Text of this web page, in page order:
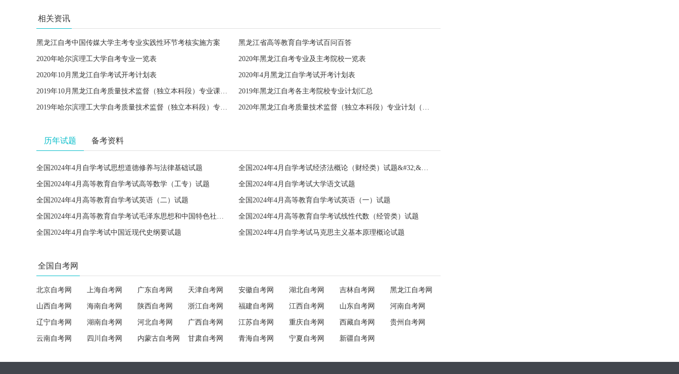
相关资讯
黑龙江自考中国传媒大学主考专业实践性环节考核实施方案 黑龙江省高等教育自学考试百问百答
2020年哈尔滨理工大学自考专业一览表 2020年黑龙江自考专业及主考院校一览表
2020年10月黑龙江自学考试开考计划表 2020年4月黑龙江自学考试开考计划表
2019年10月黑龙江自考质量技术监督（独立本科段）专业课程什么时候考？ 2019年黑龙江自考各主考院校专业计划汇总
2019年哈尔滨理工大学自考质量技术监督（独立本科段）专业计划（停考过渡） 2020年黑龙江自考质量技术监督（独立本科段）专业计划（停考过渡）
历年试题 备考资料
全国2024年4月自学考试思想道德修养与法律基础试题 全国2024年4月自学考试经济法概论（财经类）试题&#32;&#32;
全国2024年4月高等教育自学考试高等数学（工专）试题 全国2024年4月自学考试大学语文试题
全国2024年4月高等教育自学考试英语（二）试题 全国2024年4月高等教育自学考试英语（一）试题
全国2024年4月高等教育自学考试毛泽东思想和中国特色社会主义理论体系概论试题 全国2024年4月高等教育自学考试线性代数（经管类）试题
全国2024年4月自学考试中国近现代史纲要试题 全国2024年4月自学考试马克思主义基本原理概论试题
全国自考网
北京自考网 上海自考网 广东自考网 天津自考网 安徽自考网 湖北自考网 吉林自考网 黑龙江自考网
山西自考网 海南自考网 陕西自考网 浙江自考网 福建自考网 江西自考网 山东自考网 河南自考网
辽宁自考网 湖南自考网 河北自考网 广西自考网 江苏自考网 重庆自考网 西藏自考网 贵州自考网
云南自考网 四川自考网 内蒙古自考网 甘肃自考网 青海自考网 宁夏自考网 新疆自考网